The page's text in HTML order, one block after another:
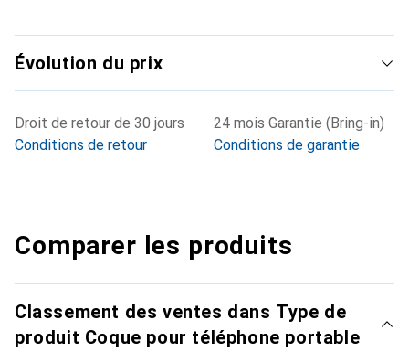
Évolution du prix
Droit de retour de 30 jours
Conditions de retour
24 mois Garantie (Bring-in)
Conditions de garantie
Comparer les produits
Classement des ventes dans Type de
produit Coque pour téléphone portable